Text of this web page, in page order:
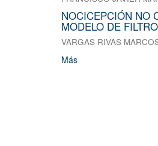
NOCICEPCIÓN NO
MODELO DE
VARGAS RIVAS
Más